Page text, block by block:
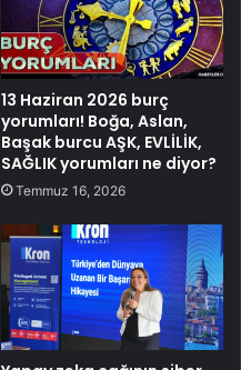
13 Haziran 2026 burç
yorumları! Boğa, Aslan,
Başak burcu AŞK, EVLİLİK,
SAĞLIK yorumları ne diyor?
Temmuz 16, 2026